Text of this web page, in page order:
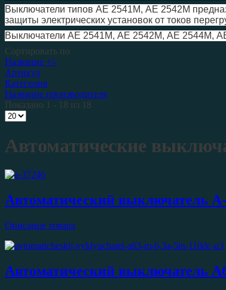
Выключатели типов АЕ 2541М, АЕ 2542М
защиты электрических установок от токов
Выключатели АЕ 2541М, АЕ 2542М, АЕ 2544М, АЕ
Сортировать по
Название +/-
Артикул
Категория
Название производителя
Показано 1 - 18 из 18
Автоматические
Автоматический выключатель
Описание товара
Автоматический выключатель